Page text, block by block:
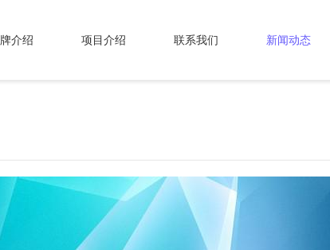
介绍 项目介绍 联系我们 新闻动态